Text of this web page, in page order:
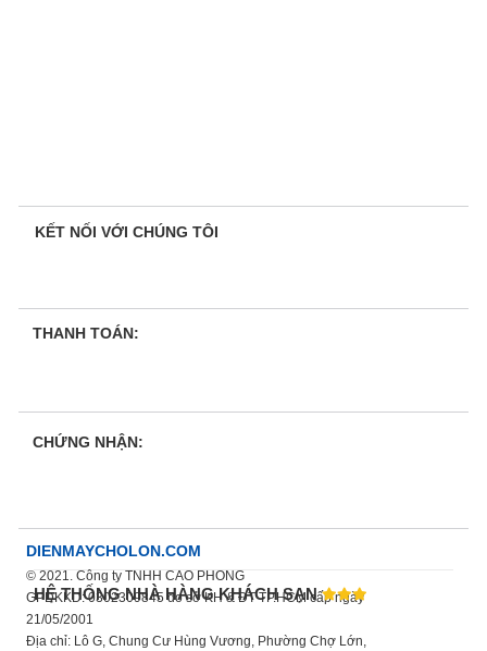
HỆ THỐNG NHÀ HÀNG KHÁCH SẠN
KẾT NỐI VỚI CHÚNG TÔI
THANH TOÁN:
CHỨNG NHẬN:
DIENMAYCHOLON.COM
© 2021. Công ty TNHH CAO PHONG
GPDKKD: 0302309845 do sở KH & ĐT TP.HCM cấp ngày
21/05/2001
Địa chỉ: Lô G, Chung Cư Hùng Vương, Phường Chợ Lớn,